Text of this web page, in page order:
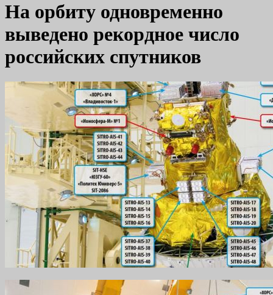
На орбиту одновременно
выведено рекордное число
российских спутников